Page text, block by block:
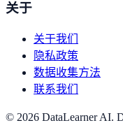
关于
关于我们
隐私政策
数据收集方法
联系我们
© 2026 DataLearner AI.